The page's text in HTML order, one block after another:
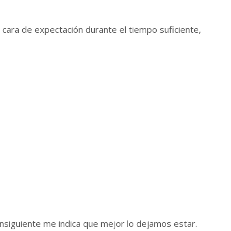
de expectación durante el tiempo suficiente,
me indica que mejor lo dejamos estar.